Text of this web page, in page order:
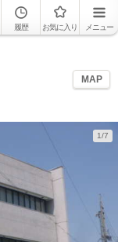
履歴 お気に入り メニュー
MAP
1/7